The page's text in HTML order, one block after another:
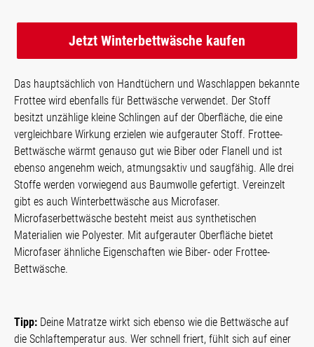
Jetzt Winterbettwäsche kaufen
Das hauptsächlich von Handtüchern und Waschlappen bekannte
Frottee wird ebenfalls für Bettwäsche verwendet. Der Stoff
besitzt unzählige kleine Schlingen auf der Oberfläche, die eine
vergleichbare Wirkung erzielen wie aufgerauter Stoff. Frottee-
Bettwäsche wärmt genauso gut wie Biber oder Flanell und ist
ebenso angenehm weich, atmungsaktiv und saugfähig. Alle drei
Stoffe werden vorwiegend aus Baumwolle gefertigt. Vereinzelt
gibt es auch Winterbettwäsche aus Microfaser.
Microfaserbettwäsche besteht meist aus synthetischen
Materialien wie Polyester. Mit aufgerauter Oberfläche bietet
Microfaser ähnliche Eigenschaften wie Biber- oder Frottee-
Bettwäsche.
Tipp: Deine Matratze wirkt sich ebenso wie die Bettwäsche auf
die Schlaftemperatur aus. Wer schnell friert, fühlt sich auf einer